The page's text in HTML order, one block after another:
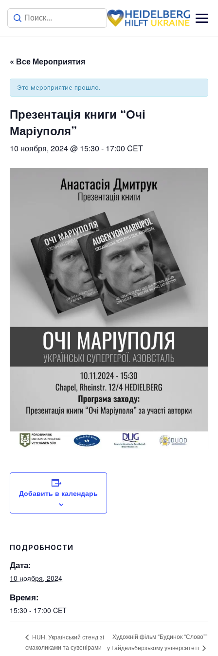
« Все Мероприятия
Это мероприятие прошло.
Презентація книги “Очі
Маріуполя”
10 ноября, 2024 @ 15:30 - 17:00 CET
Добавить в календарь
ПОДРОБНОСТИ
Дата:
10 ноября, 2024
Время:
15:30 - 17:00 CET
HUH. Український стенд зі
смаколиками та сувенірами
Художній фільм “Будинок “Слово””
у Гайдельберзькому університеті